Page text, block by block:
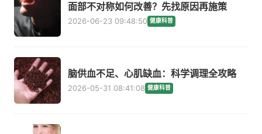
面部不对称如何改善？先找原因再施策
2026-06-23 09:48:50 健康科普
脑供血不足、心肌缺血：科学调理全攻略
2026-05-31 08:41:08 健康科普